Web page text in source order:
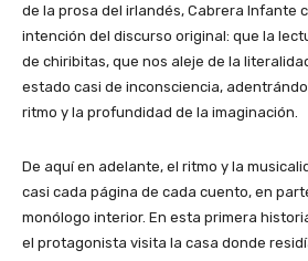
de la prosa del irlandés, Cabrera Infante
intención del discurso original: que la
de chiribitas, que nos aleje de la
estado casi de inconsciencia,
ritmo y la profundidad de la imaginación.
De aquí en adelante, el ritmo y la
casi cada página de cada cuento, en
monólogo interior. En esta primera
el protagonista visita la casa donde